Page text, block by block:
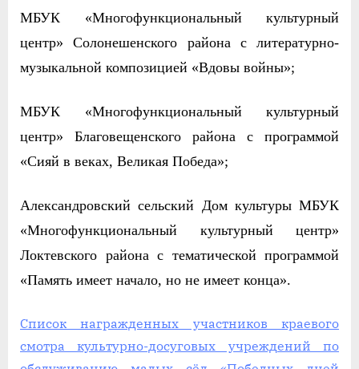
МБУК «Многофункциональный культурный
центр» Солонешенского района с литературно-
музыкальной композицией «Вдовы войны»;
МБУК «Многофункциональный культурный
центр» Благовещенского района с программой
«Сияй в веках, Великая Победа»;
Александровский сельский Дом культуры МБУК
«Многофункциональный культурный центр»
Локтевского района с тематической программой
«Память имеет начало, но не имеет конца».
Список награжденных участников краевого
смотра культурно-досуговых учреждений по